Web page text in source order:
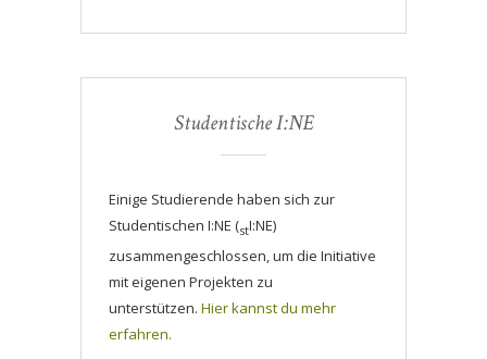
Studentische I:NE
Einige Studierende haben sich zur
Studentischen I:NE (stI:NE)
zusammengeschlossen, um die Initiative
mit eigenen Projekten zu
unterstützen. Hier kannst du mehr
erfahren.